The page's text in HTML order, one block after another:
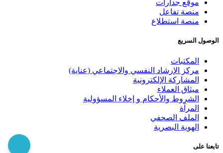
موقع جدارات
منصة تفاعل
منصة استطلاع
الوصول السريع
المكتبات
مركز الإرشاد النفسي والاجتماعي (عناية)
المشاركة الإلكترونية
ميثاق العملاء
الشروط والأحكام و إخلاء المسؤولية
المرآة
الملف الصحفي
الهوية البصرية
تابعنا على